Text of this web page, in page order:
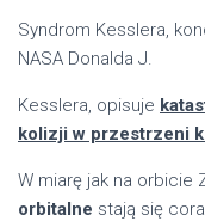
Syndrom Kesslera,
NASA Donalda J.
Kesslera, opisuje
kolizji w przestrzeni
W miarę jak na orbicie
orbitalne stają się